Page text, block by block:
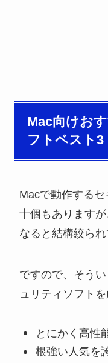
Mac向けお
フトベスト3
Macで動作する
十個もあります
なると結構絞られ
ですので、そう
ュリティソフトを
とにかく高性
根強い人気を